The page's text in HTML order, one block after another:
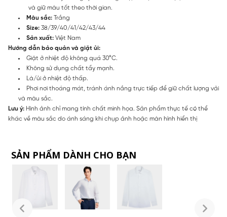
và giữ màu tốt theo thời gian.
Màu sắc: Trắng
Size: 38/39/40/41/42/43/44
Sản xuất: Việt Nam
Hướng dẫn bảo quản và giặt ủi:
Giặt ở nhiệt độ không quá 30°C.
Không sử dụng chất tẩy mạnh.
Là/ủi ở nhiệt độ thấp.
Phơi nơi thoáng mát, tránh ánh nắng trực tiếp để giữ chất lượng vải
và màu sắc.
Lưu ý: Hình ảnh chỉ mang tính chất minh họa. Sản phẩm thực tế có thể
khác về màu sắc do ánh sáng khi chụp ảnh hoặc màn hình hiển thị
SẢN PHẨM DÀNH CHO BẠN